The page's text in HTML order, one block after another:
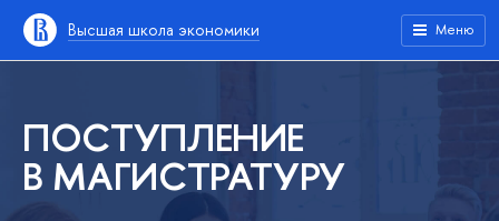
Высшая школа экономики Меню
ПОСТУПЛЕНИЕ
В МАГИСТРАТУРУ